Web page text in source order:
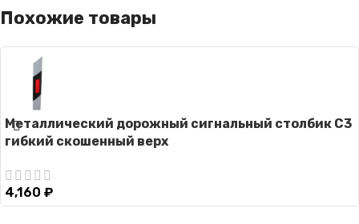
Похожие товары
Металлический дорожный сигнальный столбик С3
гибкий скошенный верх
4,160 ₽